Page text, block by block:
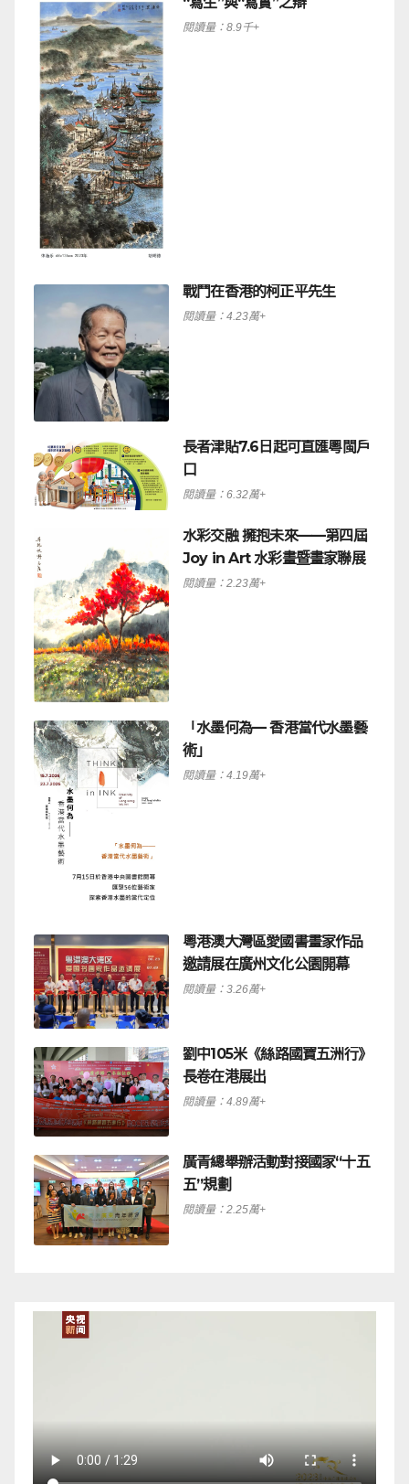
閱讀量：8.9千+
戰鬥在香港的柯正平先生
閱讀量：4.23萬+
長者津貼7.6日起可直匯粵閩戶
口
閱讀量：6.32萬+
水彩交融 擁抱未來——第四屆
Joy in Art 水彩畫暨畫家聯展
閱讀量：2.23萬+
「水墨何為— 香港當代水墨藝
術」
閱讀量：4.19萬+
粵港澳大灣區愛國書畫家作品
邀請展在廣州文化公園開幕
閱讀量：3.26萬+
劉中105米《絲路國寶五洲行》
長卷在港展出
閱讀量：4.89萬+
廣青總舉辦活動對接國家“十五
五”規劃
閱讀量：2.25萬+